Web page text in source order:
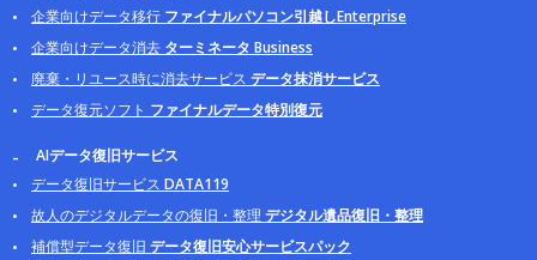
企業向けデータ移行 ファイナルパソコン引越しEnterprise
企業向けデータ消去 ターミネータ Business
廃棄・リユース時に消去サービス データ抹消サービス
データ復元ソフト ファイナルデータ特別復元
AIデータ復旧サービス
データ復旧サービス DATA119
故人のデジタルデータの復旧・整理デジタル遺品復旧・整理
補償型データ復旧 データ復旧安心サービスパック